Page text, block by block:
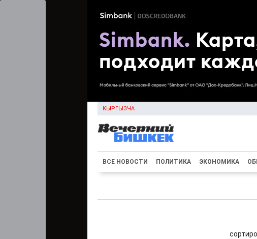
КЫРГЫЗЧА
ВСЕ НОВОСТИ ПОЛИТИКА ЭКОНОМИКА